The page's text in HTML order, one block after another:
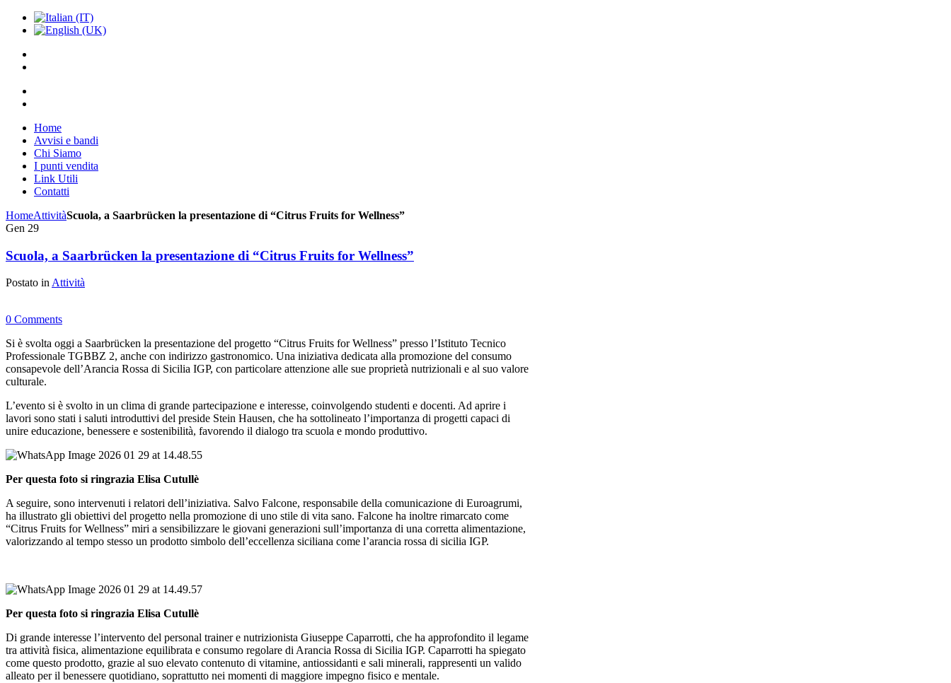
Home
Avvisi e bandi
Chi Siamo
I punti vendita
Link Utili
Contatti
HomeAttivitàScuola, a Saarbrücken la presentazione di “Citrus Fruits for Wellness”
Gen 29
Scuola, a Saarbrücken la presentazione di “Citrus Fruits for Wellness”
Postato inAttività
0 Comments
Si è svolta oggi a Saarbrücken la presentazione del progetto “Citrus Fruits for Wellness” presso l’Istituto Tecnico
Professionale TGBBZ 2, anche con indirizzo gastronomico. Una iniziativa dedicata alla promozione del consumo
consapevole dell’Arancia Rossa di Sicilia IGP, con particolare attenzione alle sue proprietà nutrizionali e al suo valore
culturale.
L’evento si è svolto in un clima di grande partecipazione e interesse, coinvolgendo studenti e docenti. Ad aprire i
lavori sono stati i saluti introduttivi del preside Stein Hausen, che ha sottolineato l’importanza di progetti capaci di
unire educazione, benessere e sostenibilità, favorendo il dialogo tra scuola e mondo produttivo.
Per questa foto si ringrazia Elisa Cutullè
A seguire, sono intervenuti i relatori dell’iniziativa. Salvo Falcone, responsabile della comunicazione di Euroagrumi,
ha illustrato gli obiettivi del progetto nella promozione di uno stile di vita sano. Falcone ha inoltre rimarcato come
“Citrus Fruits for Wellness” miri a sensibilizzare le giovani generazioni sull’importanza di una corretta alimentazione,
valorizzando al tempo stesso un prodotto simbolo dell’eccellenza siciliana come l’arancia rossa di sicilia IGP.
Per questa foto si ringrazia Elisa Cutullè
Di grande interesse l’intervento del personal trainer e nutrizionista Giuseppe Caparrotti, che ha approfondito il legame
tra attività fisica, alimentazione equilibrata e consumo regolare di Arancia Rossa di Sicilia IGP. Caparrotti ha spiegato
come questo prodotto, grazie al suo elevato contenuto di vitamine, antiossidanti e sali minerali, rappresenti un valido
alleato per il benessere quotidiano, soprattutto nei momenti di maggiore impegno fisico e mentale.